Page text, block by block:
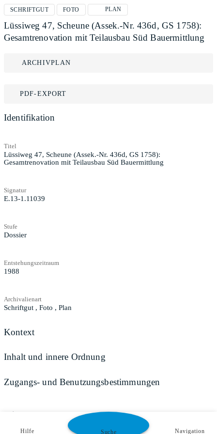
SCHRIFTGUT FOTO PLAN
Lüssiweg 47, Scheune (Assek.-Nr. 436d, GS 1758):
Gesamtrenovation mit Teilausbau Süd Bauermittlung
ARCHIVPLAN
PDF-EXPORT
Identifikation
Titel
Lüssiweg 47, Scheune (Assek.-Nr. 436d, GS 1758):
Gesamtrenovation mit Teilausbau Süd Bauermittlung
Signatur
E.13-1.11039
Stufe
Dossier
Entstehungszeitraum
1988
Archivalienart
Schriftgut , Foto , Plan
Kontext
Inhalt und innere Ordnung
Zugangs- und Benutzungsbestimmungen
Teilen
Hilfe Suche Navigation